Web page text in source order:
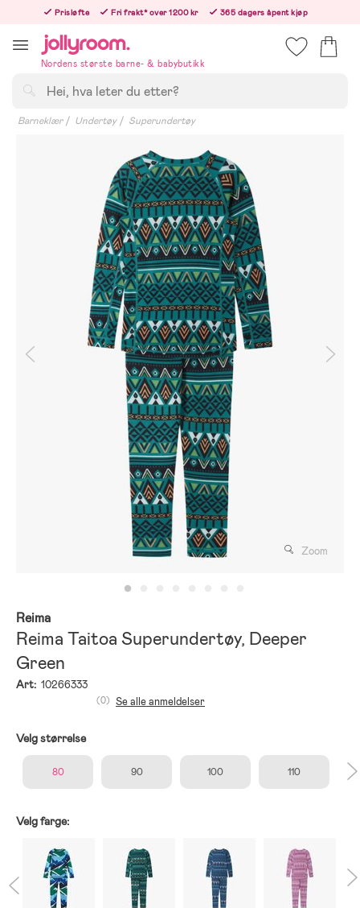
innehållet
Prisløfte Fri frakt* over 1200 kr
365 dagers åpent kjøp
Nordens største barne- & babybutikk
Barneklær Undertøy Superundertøy
Zoom
Reima
Reima Taitoa Superundertøy, Deeper
Green
Art: 10266333
(0) Se alle anmeldelser
Velg størrelse
80 90 100 110
Velg farge: